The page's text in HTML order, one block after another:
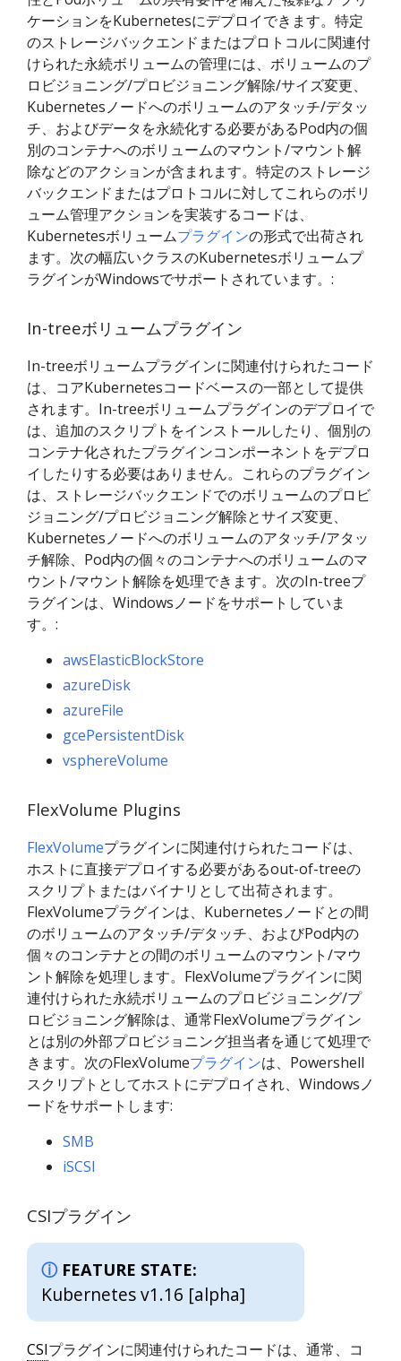
ケーションをKubernetesにデプロイできます。特定
のストレージバックエンドまたはプロトコルに関連付
けられた永続ボリュームの管理には、ボリュームのプ
ロビジョニング/プロビジョニング解除/サイズ変更、
Kubernetesノードへのボリュームのアタッチ/デタッ
チ、およびデータを永続化する必要があるPod内の個
別のコンテナへのボリュームのマウント/マウント解
除などのアクションが含まれます。特定のストレージ
バックエンドまたはプロトコルに対してこれらのボリ
ューム管理アクションを実装するコードは、
Kubernetesボリュームプラグインの形式で出荷され
ます。次の幅広いクラスのKubernetesボリュームプ
ラグインがWindowsでサポートされています。:
In-treeボリュームプラグイン
In-treeボリュームプラグインに関連付けられたコード
は、コアKubernetesコードベースの一部として提供
されます。In-treeボリュームプラグインのデプロイで
は、追加のスクリプトをインストールしたり、個別の
コンテナ化されたプラグインコンポーネントをデプロ
イしたりする必要はありません。これらのプラグイン
は、ストレージバックエンドでのボリュームのプロビ
ジョニング/プロビジョニング解除とサイズ変更、
Kubernetesノードへのボリュームのアタッチ/アタッ
チ解除、Pod内の個々のコンテナへのボリュームのマ
ウント/マウント解除を処理できます。次のIn-treeプ
ラグインは、Windowsノードをサポートしていま
す。:
awsElasticBlockStore
azureDisk
azureFile
gcePersistentDisk
vsphereVolume
FlexVolume Plugins
FlexVolumeプラグインに関連付けられたコードは、
ホストに直接デプロイする必要があるout-of-treeの
スクリプトまたはバイナリとして出荷されます。
FlexVolumeプラグインは、Kubernetesノードとの間
のボリュームのアタッチ/デタッチ、およびPod内の
個々のコンテナとの間のボリュームのマウント/マウ
ント解除を処理します。FlexVolumeプラグインに関
連付けられた永続ボリュームのプロビジョニング/プ
ロビジョニング解除は、通常FlexVolumeプラグイン
とは別の外部プロビジョニング担当者を通じて処理で
きます。次のFlexVolumeプラグインは、Powershell
スクリプトとしてホストにデプロイされ、Windowsノ
ードをサポートします:
SMB
iSCSI
CSIプラグイン
FEATURE STATE:
Kubernetes v1.16 [alpha]
CSIプラグインに関連付けられたコードは、通常、コ